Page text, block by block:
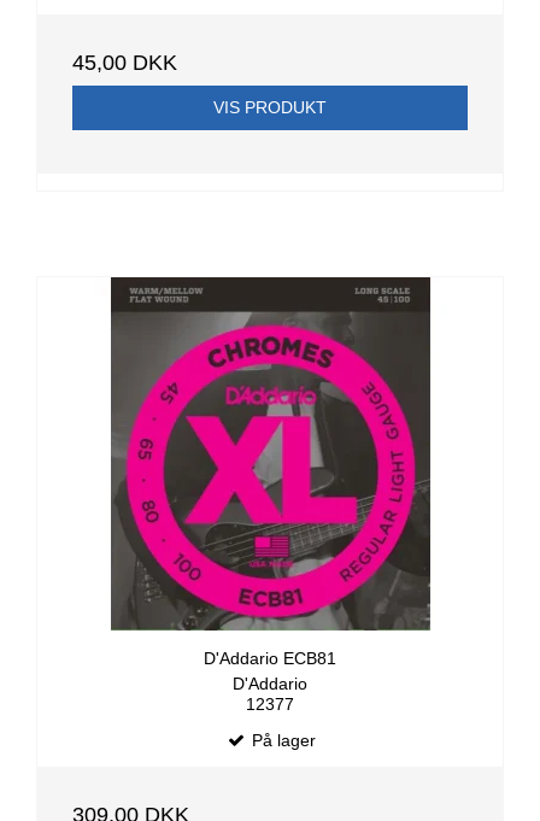
45,00 DKK
VIS PRODUKT
D'Addario ECB81
D'Addario
12377
På lager
309,00 DKK